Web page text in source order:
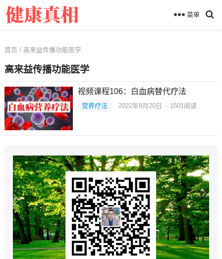
菜单
首页 / 高来益传播功能医学
高来益传播功能医学
视频课程106：白血病替代疗法
营养疗法 2022年9月20日 · 1501 阅读